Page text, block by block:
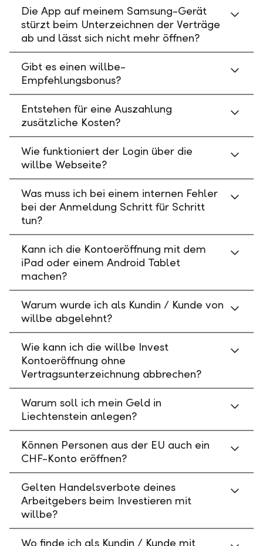
Die App auf meinem Samsung-Gerät
stürzt beim Unterzeichnen der Verträge
ab und lässt sich nicht mehr öffnen?
Gibt es einen willbe-
Empfehlungsbonus?
Entstehen für eine Auszahlung
zusätzliche Kosten?
Wie funktioniert der Login über die
willbe Webseite?
Was muss ich bei einem internen Fehler
bei der Anmeldung Schritt für Schritt
tun?
Kann ich die Kontoeröffnung mit dem
iPad oder einem Android Tablet
machen?
Warum wurde ich als Kundin / Kunde von
willbe abgelehnt?
Wie kann ich die willbe Invest
Kontoeröffnung ohne
Vertragsunterzeichnung abbrechen?
Warum soll ich mein Geld in
Liechtenstein anlegen?
Können Personen aus der EU auch ein
CHF-Konto eröffnen?
Gelten Handelsverbote deines
Arbeitgebers beim Investieren mit
willbe?
Wo finde ich als Kundin / Kunde mit